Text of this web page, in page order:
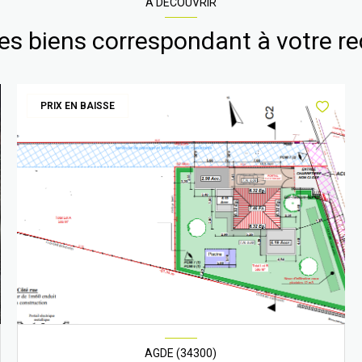
biens correspondant à votre
PRIX EN BAISSE
AGDE (34300)